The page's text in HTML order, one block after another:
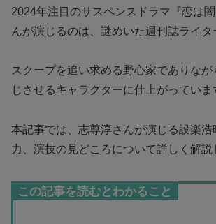
2024年注目のサスペンスドラマ『恋は
んが演じるのは、謎めいた週刊誌ライタ
スクープを追い求める野心家でありな
じさせるキャラクターに仕上がっていま
本記事では、志尊淳さんが演じる設楽
力、演技の見どころについて詳しく解説
この記事を読むとわかること